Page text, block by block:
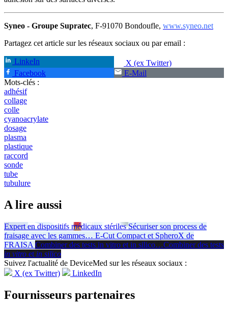
Syneo - Groupe Supratec, F-91070 Bondoufle, www.syneo.net
Partagez cet article sur les réseaux sociaux ou par email :
LinkeIn
X (ex Twitter)
Facebook
E-Mail
Mots-clés :
adhésif
collage
colle
cyanoacrylate
dosage
plasma
plastique
raccord
sonde
tube
tubulure
A lire aussi
Expert en dispositifs médicaux stériles Sécuriser son process de
fraisage avec les gammes… E-Cut Compact et SpheroX de
FRAISA Combiner des tests in vitro et in silico…Combiner des tests
in vitro et in silico
Suivez l'actualité de DeviceMed sur les réseaux sociaux :
X (ex Twitter)
LinkedIn
Fournisseurs partenaires